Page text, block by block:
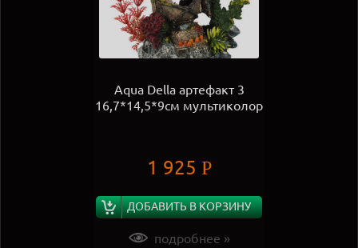
Aqua Della артефакт 3
16,7*14,5*9см мультиколор
1 925 Р
ДОБАВИТЬ В КОРЗИНУ
подробнее »